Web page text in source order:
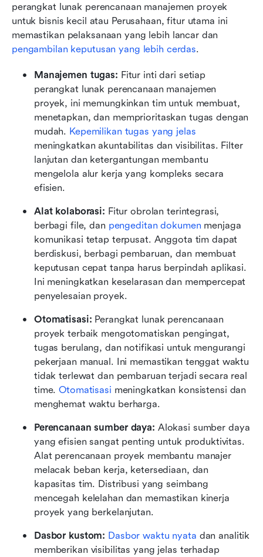
perangkat lunak perencanaan manajemen proyek
untuk bisnis kecil atau Perusahaan, fitur utama ini
pengambilan keputusan yang lebih cerdas.
Manajemen tugas: Fitur inti dari setiap
perangkat lunak perencanaan manajemen
proyek, ini memungkinkan tim untuk membuat,
menetapkan, dan memprioritaskan tugas dengan
mudah. Kepemilikan tugas yang jelas
meningkatkan akuntabilitas dan visibilitas. Filter
lanjutan dan ketergantungan membantu
mengelola alur kerja yang kompleks secara
efisien.
Alat kolaborasi: Fitur obrolan terintegrasi,
berbagi file, dan pengeditan dokumen menjaga
komunikasi tetap terpusat. Anggota tim dapat
berdiskusi, berbagi pembaruan, dan membuat
keputusan cepat tanpa harus berpindah aplikasi.
Ini meningkatkan keselarasan dan mempercepat
penyelesaian proyek.
Otomatisasi: Perangkat lunak perencanaan
proyek terbaik mengotomatiskan pengingat,
tugas berulang, dan notifikasi untuk mengurangi
pekerjaan manual. Ini memastikan tenggat waktu
tidak terlewat dan pembaruan terjadi secara real
time. Otomatisasi meningkatkan konsistensi dan
menghemat waktu berharga.
Perencanaan sumber daya: Alokasi sumber daya
yang efisien sangat penting untuk produktivitas.
Alat perencanaan proyek membantu manajer
melacak beban kerja, ketersediaan, dan
kapasitas tim. Distribusi yang seimbang
mencegah kelelahan dan memastikan kinerja
proyek yang berkelanjutan.
Dasbor kustom: Dasbor waktu nyata dan analitik
memberikan visibilitas yang jelas terhadap